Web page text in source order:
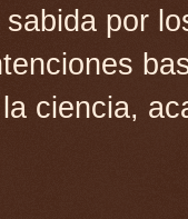
por
ciencia,